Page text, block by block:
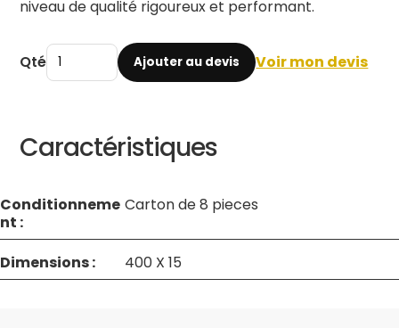
niveau de qualité rigoureux et performant.
Qté Ajouter au devis Voir mon devis
Caractéristiques
Conditionneme
nt :
Carton de 8 pieces
Dimensions : 400 X 15